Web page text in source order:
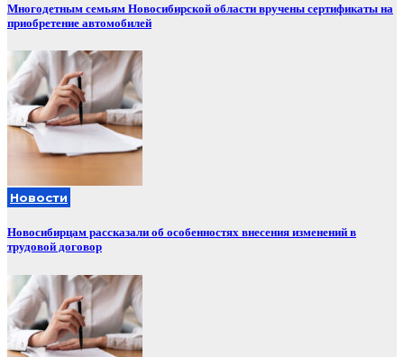
Многодетным семьям Новосибирской области вручены сертификаты на
приобретение автомобилей
Новости
Новосибирцам рассказали об особенностях внесения изменений в
трудовой договор